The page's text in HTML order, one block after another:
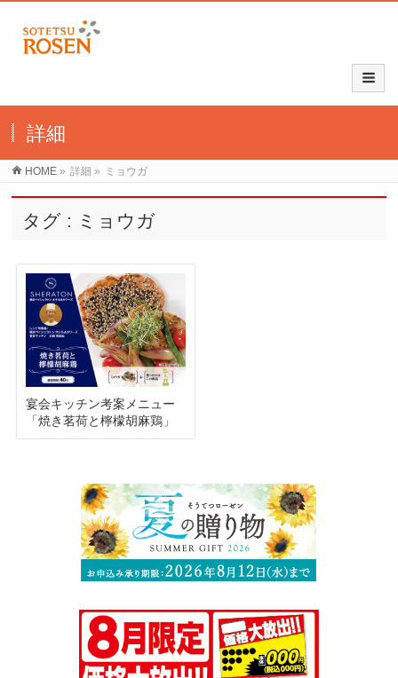
詳細
HOME » 詳細 » ミョウガ
タグ : ミョウガ
宴会キッチン考案メニュー
「焼き茗荷と檸檬胡麻鶏」